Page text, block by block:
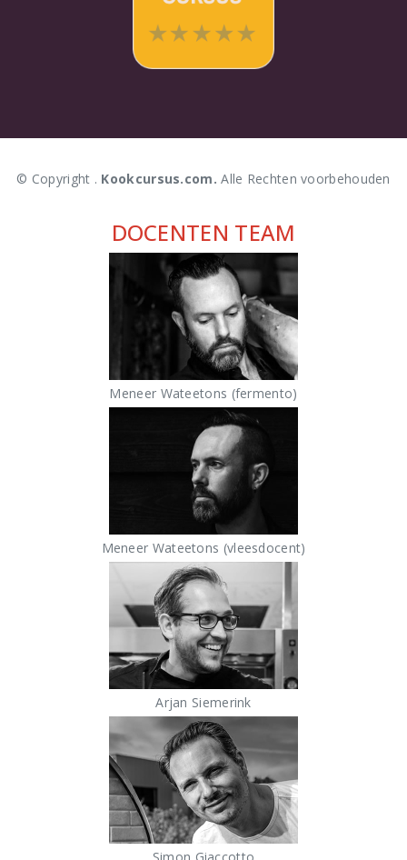
© Copyright . Kookcursus.com. Alle Rechten voorbehouden
DOCENTEN TEAM
Meneer Wateetons (fermento)
Meneer Wateetons (vleesdocent)
Arjan Siemerink